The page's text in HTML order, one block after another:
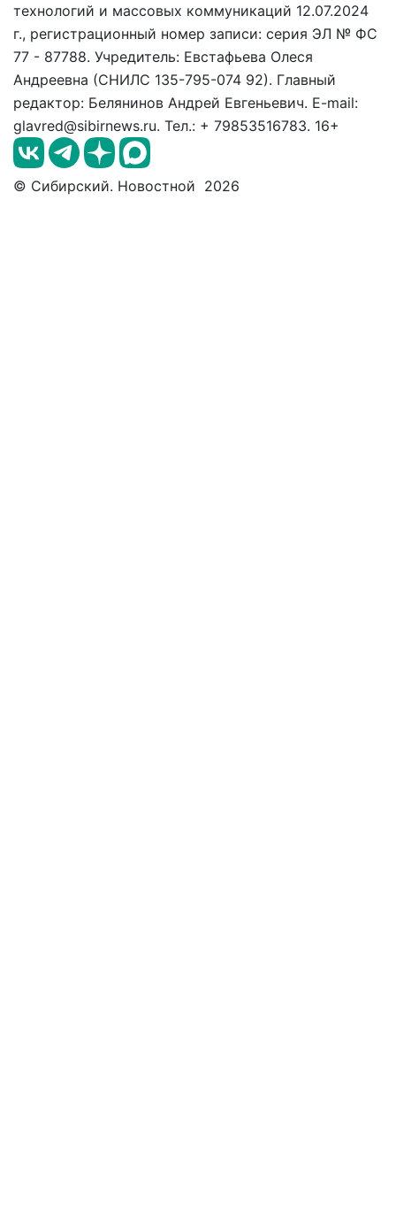
технологий и массовых коммуникаций 12.07.2024
г., регистрационный номер записи: серия ЭЛ № ФС
77 - 87788. Учредитель: Евстафьева Олеся
Андреевна (СНИЛС 135-795-074 92). Главный
редактор: Белянинов Андрей Евгеньевич. E-mail:
glavred@sibirnews.ru. Тел.: + 79853516783. 16+
© Сибирский. Новостной 2026